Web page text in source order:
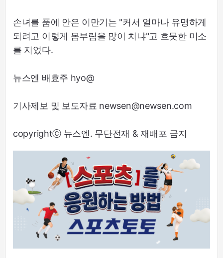
손녀를 품에 안은 이만기는 "커서 얼마나 유명하게
되려고 이렇게 몸부림을 많이 치냐"고 흐뭇한 미소
를 지었다.
뉴스엔 배효주 hyo@
기사제보 및 보도자료 newsen@newsen.com
copyrightⓒ 뉴스엔. 무단전재 & 재배포 금지